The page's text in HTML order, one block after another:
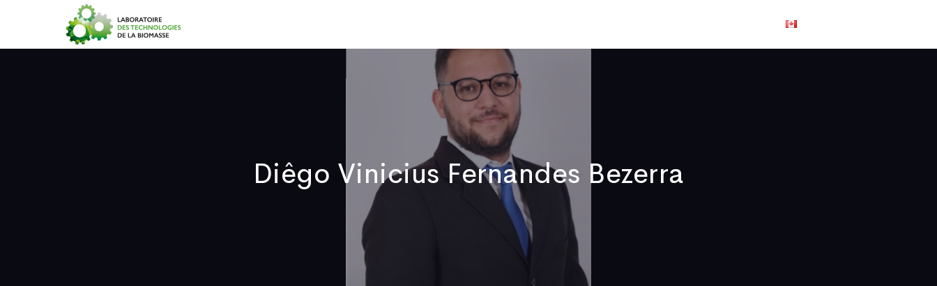
Diêgo Vinicius Fernandes Bezerra